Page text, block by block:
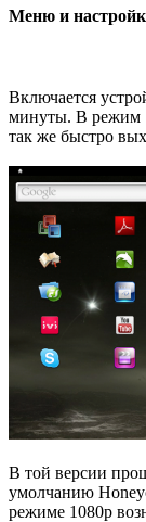
Меню и
Включается
минуты. В режим
так же быстро
В той версии
умолчанию
режиме 1080p